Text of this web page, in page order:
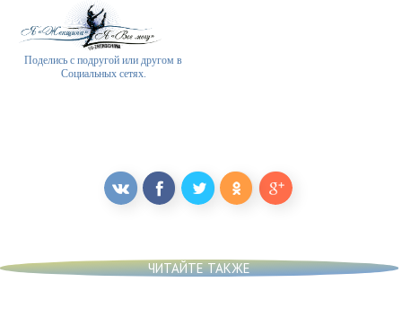
Поделись с подругой или другом в
Социальных сетях.
ЧИТАЙТЕ ТАКЖЕ